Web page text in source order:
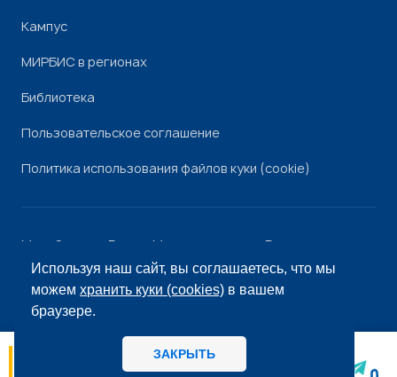
Используя наш сайт, вы соглашаетесь, что мы
можемхранить куки (cookies) в вашем
браузере.
ЗАКРЫТЬ
Кампус
МИРБИС в регионах
Библиотека
Пользовательское соглашение
Политика использования файлов куки (cookie)
Минобрнауки России Минпросвещения России
РоскомнадзорРособрнадзор
© «МИРБИС», 2026